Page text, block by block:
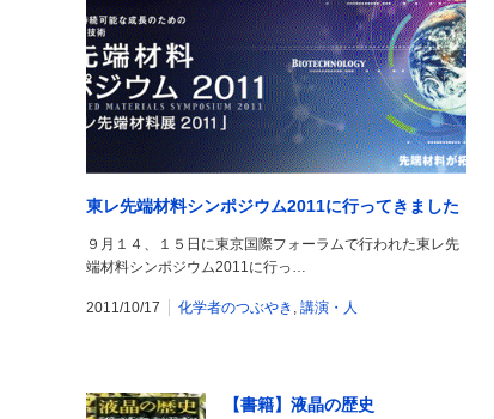
東レ先端材料シンポジウム2011に行ってきました
９月１４、１５日に東京国際フォーラムで行われた東レ先
端材料シンポジウム2011に行っ…
2011/10/17 化学者のつぶやき , 講演・人
【書籍】液晶の歴史